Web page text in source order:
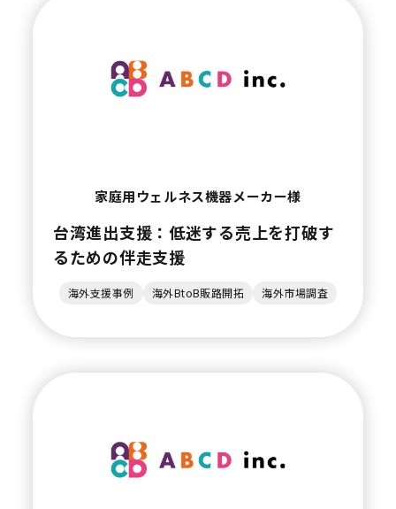
家庭用ウェルネス機器メーカー様
台湾進出支援：低迷する売上を打破す
るための伴走支援
海外支援事例 海外BtoB販路開拓 海外市場調査